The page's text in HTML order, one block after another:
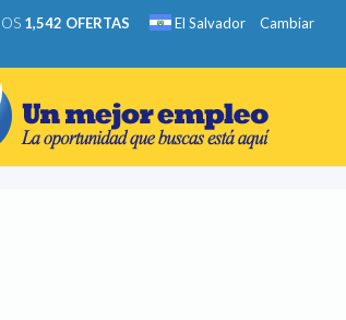
1,542 OFERTAS El Salvador
Cambiar